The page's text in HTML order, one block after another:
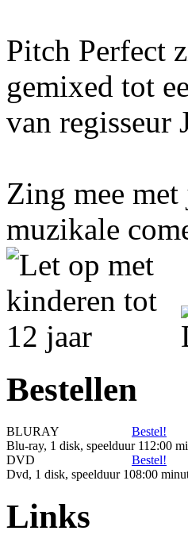
Pitch Perfect
gemixed tot
van regisseur
Zing mee
muzikale
Bestellen
BLURAY
Bestel!
Blu-ray, 1 disk, speelduur 112:00
DVD
Bestel!
Dvd, 1 disk, speelduur 108:00
Links